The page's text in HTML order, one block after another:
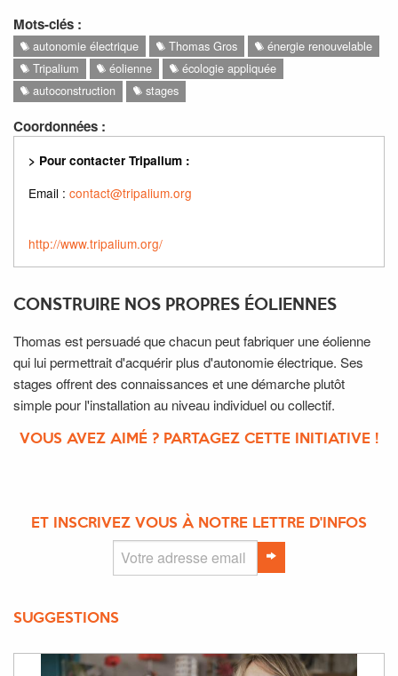
Mots-clés :
autonomie électrique Thomas Gros
énergie renouvelable
Tripalium
éolienne
écologie appliquée
autoconstruction
stages
Coordonnées :
> Pour contacter Tripalium :
Email : contact@tripalium.org
http://www.tripalium.org/
CONSTRUIRE NOS PROPRES ÉOLIENNES
Thomas est persuadé que chacun peut fabriquer une éolienne
qui lui permettrait d'acquérir plus d'autonomie électrique. Ses
stages offrent des connaissances et une démarche plutôt
simple pour l'installation au niveau individuel ou collectif.
VOUS AVEZ AIMÉ ? PARTAGEZ CETTE INITIATIVE !
ET INSCRIVEZ VOUS À NOTRE LETTRE D'INFOS
SUGGESTIONS